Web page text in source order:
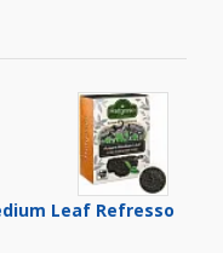
Leaf Refresso